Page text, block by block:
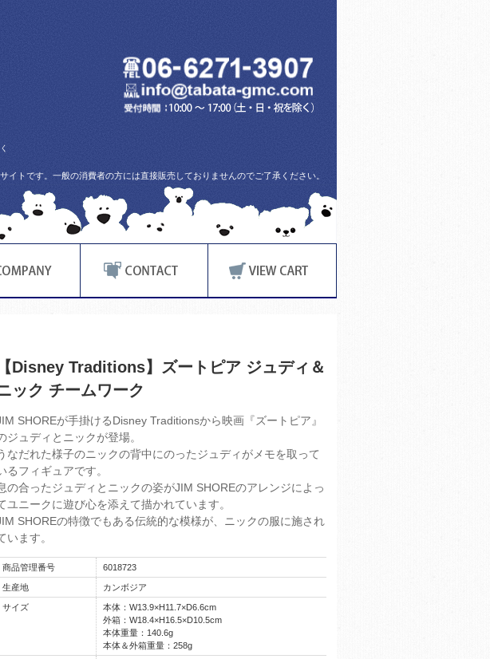
イトです。一般の消費者の方には直接販売しておりませんのでご了承ください。
【Disney Traditions】ズートピア ジュディ＆
ック チームワーク
SHOREが手掛けるDisney Traditionsから映画『ズートピア』
ジュディとニックが登場。
なだれた様子のニックの背中にのったジュディがメモを取って
るフィギュアです。
の合ったジュディとニックの姿がJIM SHOREのアレンジによっ
ユニークに遊び心を添えて描かれています。
SHOREの特徴でもある伝統的な模様が、ニックの服に施され
います。
商品管理番号 6018723
生産地 カンボジア
サイズ
本体：W13.9×H11.7×D6.6cm
外箱：W18.4×H16.5×D10.5cm
本体重量：140.6g
本体＆外箱重量：258g